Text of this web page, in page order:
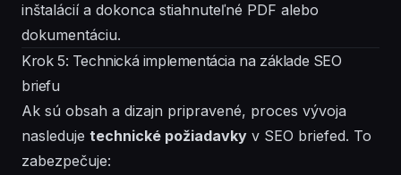
inštalácií a dokonca stiahnuteľné PDF alebo
dokumentáciu.
Krok 5: Technická implementácia na základe SEO
briefu
Ak sú obsah a dizajn pripravené, proces vývoja
nasleduje technické požiadavky v SEO briefed. To
zabezpečuje: